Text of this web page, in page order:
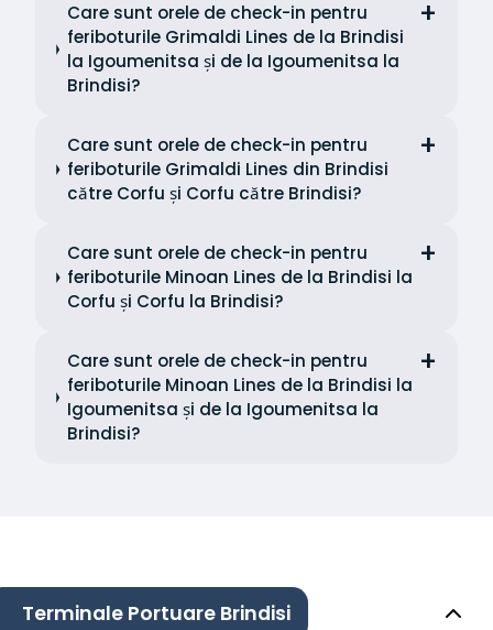
Care sunt orele de check-in pentru
feriboturile Grimaldi Lines de la Brindisi
la Igoumenitsa și de la Igoumenitsa la
Brindisi?
Care sunt orele de check-in pentru
feriboturile Grimaldi Lines din Brindisi
către Corfu și Corfu către Brindisi?
Care sunt orele de check-in pentru
feriboturile Minoan Lines de la Brindisi la
Corfu și Corfu la Brindisi?
Care sunt orele de check-in pentru
feriboturile Minoan Lines de la Brindisi la
Igoumenitsa și de la Igoumenitsa la
Brindisi?
Terminale Portuare Brindisi